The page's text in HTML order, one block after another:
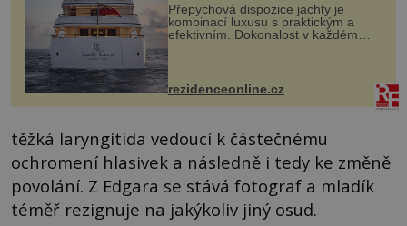
Přepychová dispozice jachty je
kombinací luxusu s praktickým a
efektivním. Dokonalost v každém
detailu představuje značka Fendi
Casa, kterou byly vybaveny její
paluby. Monacký přístav nabízí
každoročn...
rezidenceonline.cz
těžká laryngitida vedoucí k částečnému
ochromení hlasivek a následně i tedy ke změně
povolání. Z Edgara se stává fotograf a mladík
téměř rezignuje na jakýkoliv jiný osud.